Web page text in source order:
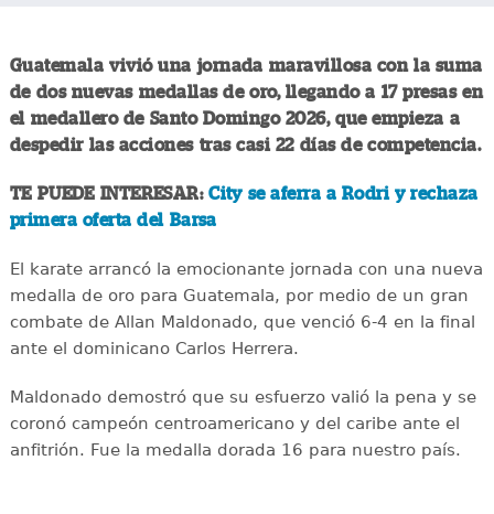
Guatemala vivió una jornada maravillosa con la suma
de dos nuevas medallas de oro, llegando a 17 presas en
el medallero de Santo Domingo 2026, que empieza a
despedir las acciones tras casi 22 días de competencia.
TE PUEDE INTERESAR:City se aferra a Rodri y rechaza
primera oferta del Barsa
El karate arrancó la emocionante jornada con una nueva
medalla de oro para Guatemala, por medio de un gran
combate de Allan Maldonado, que venció 6-4 en la final
ante el dominicano Carlos Herrera.
Maldonado demostró que su esfuerzo valió la pena y se
coronó campeón centroamericano y del caribe ante el
anfitrión. Fue la medalla dorada 16 para nuestro país.